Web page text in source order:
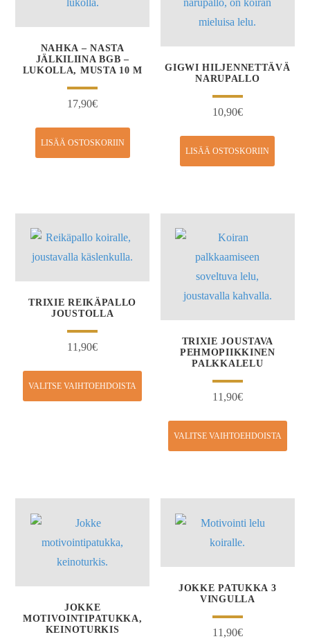
NAHKA – NASTA
JÄLKILIINA BGB –
LUKOLLA, MUSTA 10 M
17,90€
LISÄÄ OSTOSKORIIN
GIGWI HILJENNETTÄVÄ
NARUPALLO
10,90€
LISÄÄ OSTOSKORIIN
TRIXIE REIKÄPALLO
JOUSTOLLA
11,90€
VALITSE VAIHTOEHDOISTA
TRIXIE JOUSTAVA
PEHMOPIIKKINEN
PALKKALELU
11,90€
VALITSE VAIHTOEHDOISTA
JOKKE
MOTIVOINTIPATUKKA,
KEINOTURKIS
JOKKE PATUKKA 3
VINGULLA
11,90€